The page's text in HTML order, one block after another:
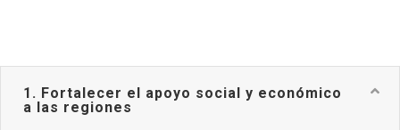
1. Fortalecer el apoyo social y económico
a las regiones